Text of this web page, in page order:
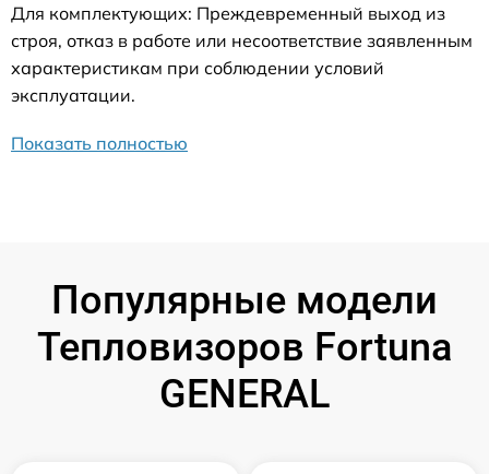
Для комплектующих: Преждевременный выход из
строя, отказ в работе или несоответствие заявленным
характеристикам при соблюдении условий
эксплуатации.
Показать полностью
Популярные модели
Тепловизоров Fortuna
GENERAL